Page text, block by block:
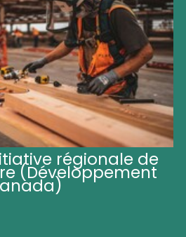
régionale de
(Développement